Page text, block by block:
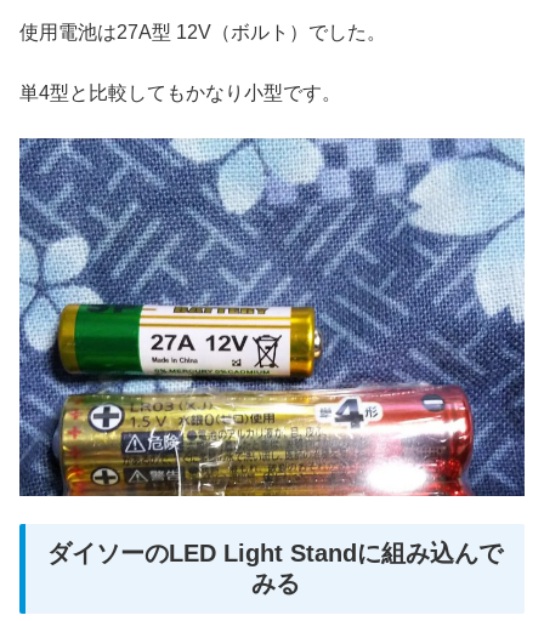
使用電池は27A型 12V（ボルト）でした。
単4型と比較してもかなり小型です。
ダイソーのLED Light Standに組み込んで
みる